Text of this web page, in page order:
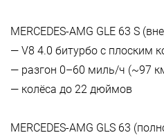
MERCEDES-AMG GLE 63 S
— V8 4.0 битурбо с плоским
— разгон 0–60 миль/ч (~97
— колёса до 22 дюймов
MERCEDES-AMG GLS 63